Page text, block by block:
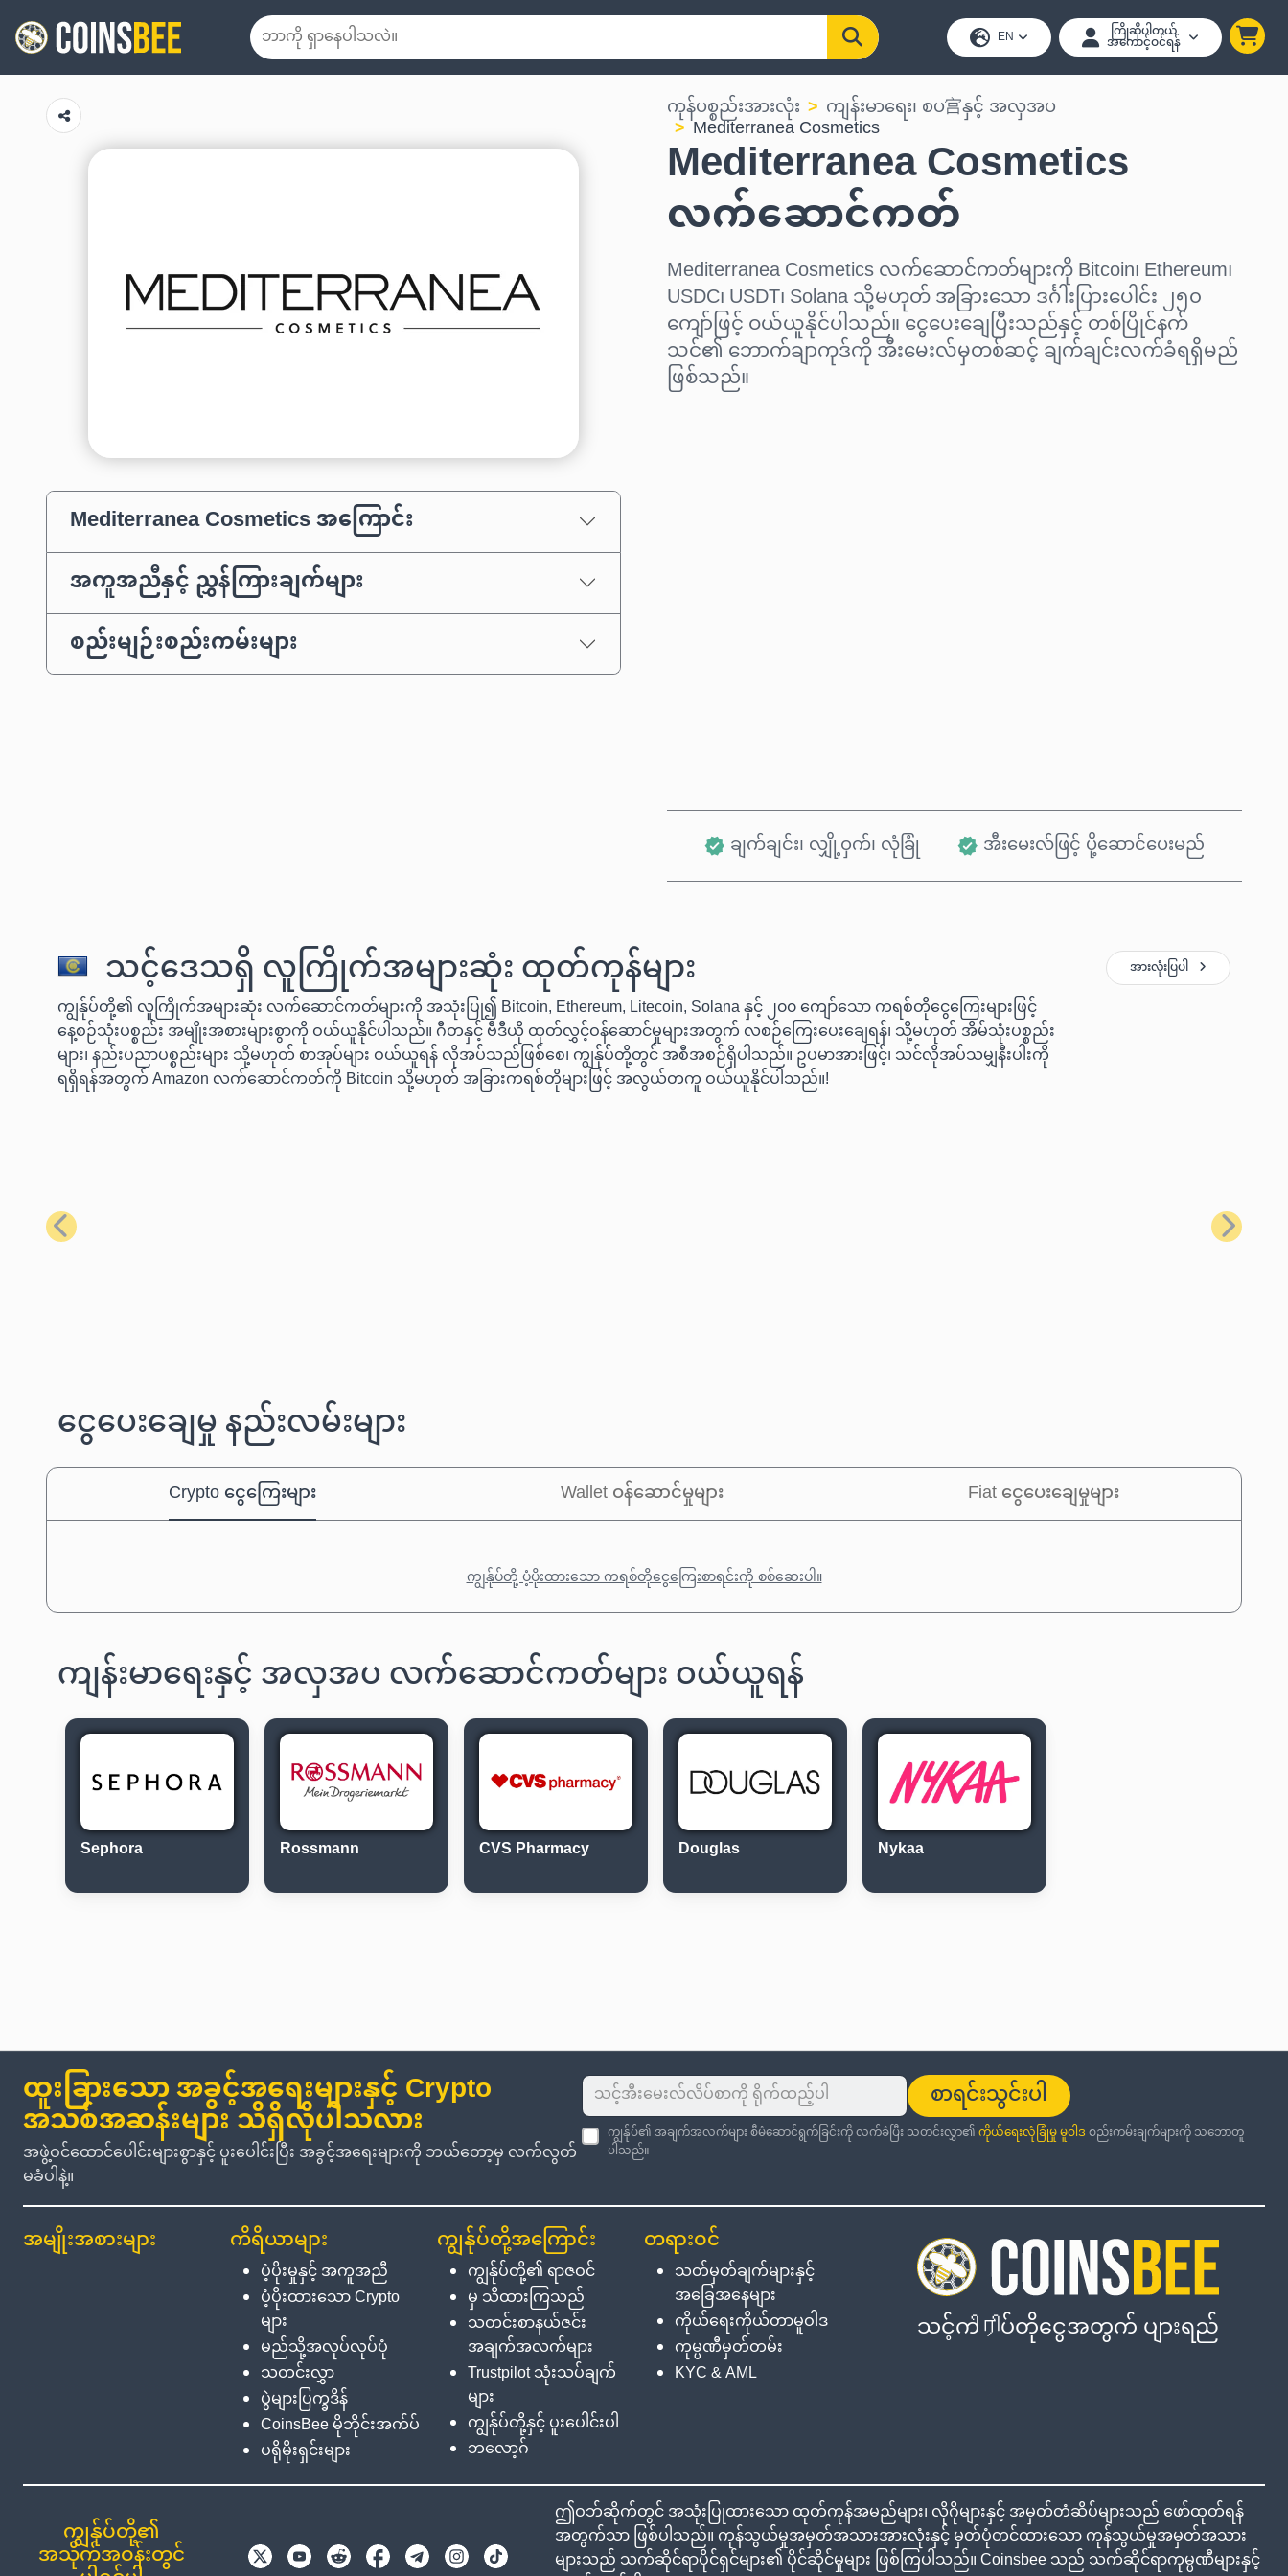
EN ကြိုဆိုပါတယ်
အကောင့်ဝင်ရန်
Mediterranea Cosmetics အကြောင်း
အကူအညီနှင့် ညွှန်ကြားချက်များ
စည်းမျဉ်းစည်းကမ်းများ
ကုန်ပစ္စည်းအားလုံး ကျန်းမာရေး၊ စပ宫နှင့် အလှအပ
Mediterranea Cosmetics
Mediterranea Cosmetics
လက်ဆောင်ကတ်
Mediterranea Cosmetics လက်ဆောင်ကတ်များကို Bitcoin၊ Ethereum၊
USDC၊ USDT၊ Solana သို့မဟုတ် အခြားသော ဒင်္ဂါးပြားပေါင်း ၂၅၀
ကျော်ဖြင့် ဝယ်ယူနိုင်ပါသည်။ ငွေပေးချေပြီးသည်နှင့် တစ်ပြိုင်နက်
သင်၏ ဘောက်ချာကုဒ်ကို အီးမေးလ်မှတစ်ဆင့် ချက်ချင်းလက်ခံရရှိမည်
ဖြစ်သည်။
ချက်ချင်း၊ လျှို့ဝှက်၊ လုံခြုံ အီးမေးလ်ဖြင့် ပို့ဆောင်ပေးမည်
သင့်ဒေသရှိ လူကြိုက်အများဆုံး ထုတ်ကုန်များ
ကျွန်ုပ်တို့၏ လူကြိုက်အများဆုံး လက်ဆောင်ကတ်များကို အသုံးပြု၍ Bitcoin, Ethereum, Litecoin, Solana နှင့် ၂၀၀ ကျော်သော ကရစ်တိုငွေကြေးများဖြင့်
နေ့စဉ်သုံးပစ္စည်း အမျိုးအစားများစွာကို ဝယ်ယူနိုင်ပါသည်။ ဂီတနှင့် ဗီဒီယို ထုတ်လွှင့်ဝန်ဆောင်မှုများအတွက် လစဉ်ကြေးပေးချေရန်၊ သို့မဟုတ် အိမ်သုံးပစ္စည်း
များ၊ နည်းပညာပစ္စည်းများ သို့မဟုတ် စာအုပ်များ ဝယ်ယူရန် လိုအပ်သည်ဖြစ်စေ၊ ကျွန်ုပ်တို့တွင် အစီအစဉ်ရှိပါသည်။ ဥပမာအားဖြင့်၊ သင်လိုအပ်သမျှနီးပါးကို
ရရှိရန်အတွက် Amazon လက်ဆောင်ကတ်ကို Bitcoin သို့မဟုတ် အခြားကရစ်တိုများဖြင့် အလွယ်တကူ ဝယ်ယူနိုင်ပါသည်။!
အားလုံးပြပါ
ယခင် နောက်တစ်
ငွေပေးချေမှု နည်းလမ်းများ
Crypto ငွေကြေးများ Wallet ဝန်ဆောင်မှုများ Fiat ငွေပေးချေမှုများ
ကျွန်ုပ်တို့ ပံ့ပိုးထားသော ကရစ်တိုငွေကြေးစာရင်းကို စစ်ဆေးပါ။
ကျန်းမာရေးနှင့် အလှအပ လက်ဆောင်ကတ်များ ဝယ်ယူရန်
Sephora Rossmann CVS Pharmacy Douglas Nykaa
ထူးခြားသော အခွင့်အရေးများနှင့် Crypto
အသစ်အဆန်းများ သိရှိလိုပါသလား
အဖွဲ့ဝင်ထောင်ပေါင်းများစွာနှင့် ပူးပေါင်းပြီး အခွင့်အရေးများကို ဘယ်တော့မှ လက်လွတ်
မခံပါနဲ့။
စာရင်းသွင်းပါ
ကျွန်ုပ်၏ အချက်အလက်များ စီမံဆောင်ရွက်ခြင်းကို လက်ခံပြီး သတင်းလွှာ၏ကိုယ်ရေးလုံခြုံမှု မူဝါဒစည်းကမ်းချက်များကို သဘောတူ
ပါသည်။
အမျိုးအစားများ ကိရိယာများ
ပံ့ပိုးမှုနှင့် အကူအညီ
ပံ့ပိုးထားသော Crypto
များ
မည်သို့အလုပ်လုပ်ပုံ
သတင်းလွှာ
ပွဲများပြက္ခဒိန်
CoinsBee မိုဘိုင်းအက်ပ်
ပရိုမိုးရှင်းများ
ကျွန်ုပ်တို့အကြောင်း
ကျွန်ုပ်တို့၏ ရာဇဝင်
မှ သိထားကြသည်
သတင်းစာနယ်ဇင်း
အချက်အလက်များ
Trustpilot သုံးသပ်ချက်
များ
ကျွန်ုပ်တို့နှင့် ပူးပေါင်းပါ
ဘလော့ဂ်
တရားဝင်
သတ်မှတ်ချက်များနှင့်
အခြေအနေများ
ကိုယ်ရေးကိုယ်တာမူဝါဒ
ကုမ္ပဏီမှတ်တမ်း
KYC & AML
သင့်ကிரிပ်တိုငွေအတွက် ပျားရည်
ကျွန်ုပ်တို့၏
အသိုက်အဝန်းတွင်
ဤဝဘ်ဆိုက်တွင် အသုံးပြုထားသော ထုတ်ကုန်အမည်များ၊ လိုဂိုများနှင့် အမှတ်တံဆိပ်များသည် ဖော်ထုတ်ရန်
အတွက်သာ ဖြစ်ပါသည်။ ကုန်သွယ်မှုအမှတ်အသားအားလုံးနှင့် မှတ်ပုံတင်ထားသော ကုန်သွယ်မှုအမှတ်အသား
များသည် သက်ဆိုင်ရာပိုင်ရှင်များ၏ ပိုင်ဆိုင်မှုများ ဖြစ်ကြပါသည်။ Coinsbee သည် သက်ဆိုင်ရာကုမ္ပဏီများနှင့်